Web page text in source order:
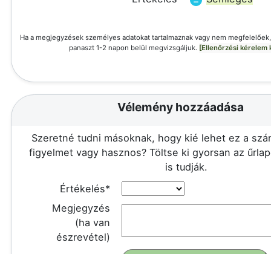
Ha a megjegyzések személyes adatokat tartalmaznak vagy nem
panaszt 1-2 napon belül megvizsgáljuk. [Ellenőrzési kérelem
Vélemény hozzáadása
Szeretné tudni másoknak, hogy kié lehet ez a
figyelmet vagy hasznos? Töltse ki gyorsan az
is tudják.
Értékelés*
Megjegyzés
(ha van
észrevétel)